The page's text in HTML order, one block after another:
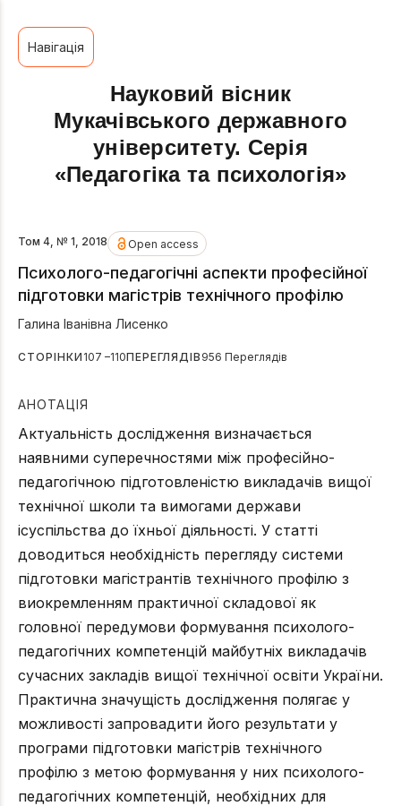
Навігація
Науковий вісник
Мукачівського державного
університету. Серія
«Педагогіка та психологія»
Том 4, № 1, 2018 Open access
Психолого-педагогічні аспекти професійної
підготовки магістрів технічного профілю
Галина Іванівна Лисенко
СТОРІНКИ 107 –110ПЕРЕГЛЯДІВ 956 Переглядів
АНОТАЦІЯ
Актуальність дослідження визначається
наявними суперечностями між професійно-
педагогічною підготовленістю викладачів вищої
технічної школи та вимогами держави
ісуспільства до їхньої діяльності. У статті
доводиться необхідність перегляду системи
підготовки магістрантів технічного профілю з
виокремленням практичної складової як
головної передумови формування психолого-
педагогічних компетенцій майбутніх викладачів
сучасних закладів вищої технічної освіти України.
Практична значущість дослідження полягає у
можливості запровадити його результати у
програми підготовки магістрів технічного
профілю з метою формування у них психолого-
педагогічних компетенцій, необхідних для